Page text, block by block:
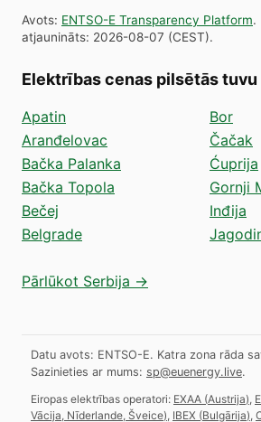
Avots: ENTSO-E Transparency Platform.
atjaunināts: 2026-08-07 (CEST).
Elektrības cenas pilsētās tuvu
Apatin
Aranđelovac
Bačka Palanka
Bačka Topola
Bečej
Belgrade
Bor
Čačak
Ćuprija
Gornji
Inđija
Pārlūkot Serbija →
Datu avots: ENTSO-E. Katra zona rāda
Sazinieties ar mums: sp@euenergy.live.
Eiropas elektrības operatori: EXAA (Austrija)
Vācija, Nīderlande, Šveice) IBEX (Bulgārija)